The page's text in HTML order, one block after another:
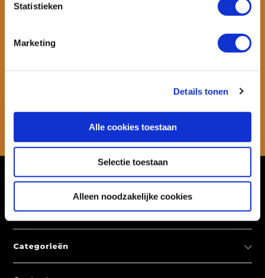
Statistieken
Marketing
Details tonen
Alle cookies toestaan
Selectie toestaan
Alleen noodzakelijke cookies
Wil je ook speciale kortingen ontvangen en maandelijks een
Abonneer
Klantenservice
Mijn account
Categorieën